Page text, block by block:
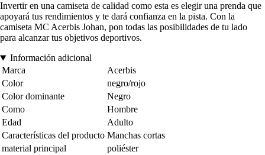
Invertir en una camiseta de calidad como esta es elegir una prenda que
apoyará tus rendimientos y te dará confianza en la pista. Con la
camiseta MC Acerbis Johan, pon todas las posibilidades de tu lado
para alcanzar tus objetivos deportivos.
Información adicional
Marca
Acerbis
Color
negro/rojo
Color dominante
Negro
Como
Hombre
Edad
Adulto
Características del producto Manchas cortas
material principal
poliéster